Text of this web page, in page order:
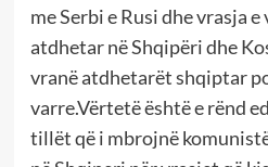
me Serbi e Rusi dhe vrasja
atdhetar në Shqipëri dhe
vranë atdhetarët shqiptar
varre.Vërtetë është e rënd
tillët që i mbrojnë